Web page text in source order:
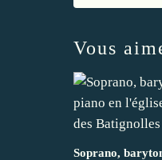
Vous
Soprano,